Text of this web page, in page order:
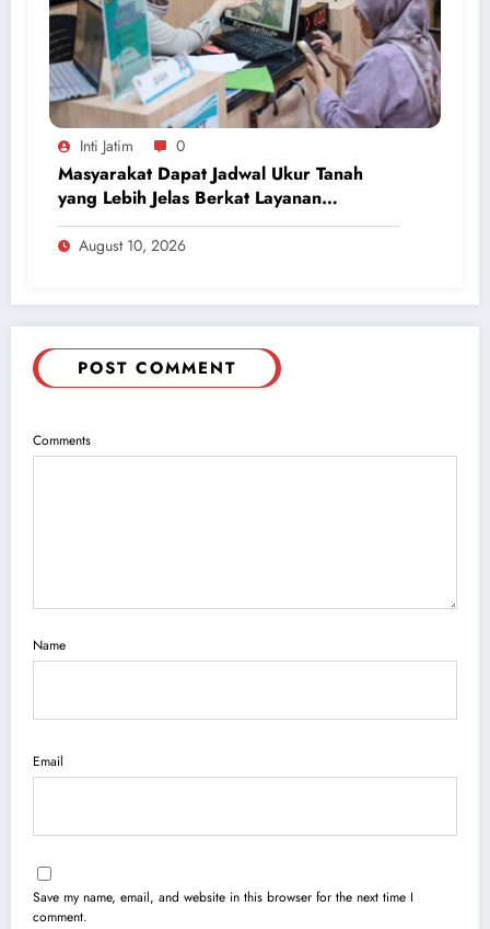
Inti Jatim 0
Masyarakat Dapat Jadwal Ukur Tanah
yang Lebih Jelas Berkat Layanan
Pengukuran Terjadwal
August 10, 2026
POST COMMENT
Comments
Name
Email
Save my name, email, and website in this browser for the next time I
comment.